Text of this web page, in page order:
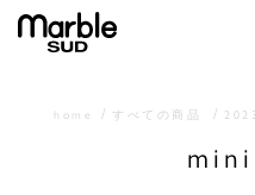
home すべての商品